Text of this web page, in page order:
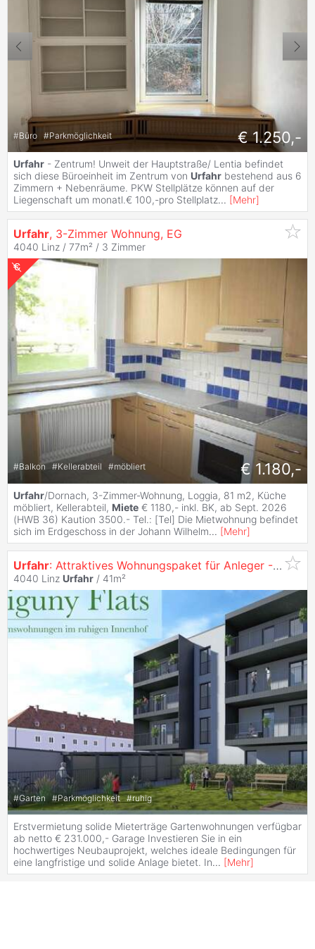
#Büro #Parkmöglichkeit € 1.250,-
Urfahr - Zentrum! Unweit der Hauptstraße/ Lentia befindet
sich diese Büroeinheit im Zentrum von Urfahr bestehend aus 6
Zimmern + Nebenräume. PKW Stellplätze können auf der
Liegenschaft um monatl.€ 100,-pro Stellplatz... [Mehr]
Urfahr, 3-Zimmer Wohnung, EG
4040 Linz / 77m² / 3 Zimmer
#Balkon #Kellerabteil #möbliert € 1.180,-
Urfahr/Dornach, 3-Zimmer-Wohnung, Loggia, 81 m2, Küche
möbliert, Kellerabteil, Miete € 1180,- inkl. BK, ab Sept. 2026
(HWB 36) Kaution 3500.- Tel.: [Tel] Die Mietwohnung befindet
sich im Erdgeschoss in der Johann Wilhelm... [Mehr]
Urfahr: Attraktives Wohnungspaket für Anleger - Sechs Einheiten noch verfügbar
4040 Linz Urfahr / 41m²
#Garten #Parkmöglichkeit #ruhig
Erstvermietung solide Mieterträge Gartenwohnungen verfügbar
ab netto € 231.000,- Garage Investieren Sie in ein
hochwertiges Neubauprojekt, welches ideale Bedingungen für
eine langfristige und solide Anlage bietet. In... [Mehr]